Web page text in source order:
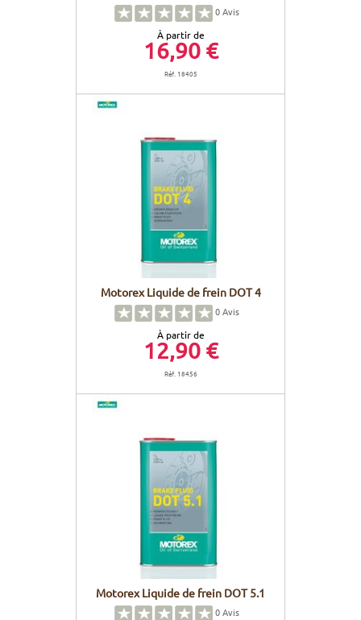
0Avis
À partir de
16,90 €
Réf. 18405
Motorex Liquide de frein DOT 4
0Avis
À partir de
12,90 €
Réf. 18456
Motorex Liquide de frein DOT 5.1
0Avis